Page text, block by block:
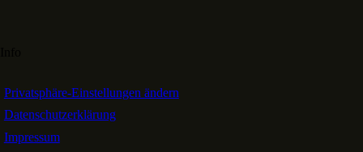
Privatsphäre-Einstellungen ändern
Datenschutzerklärung
Impressum